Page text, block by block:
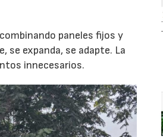
paneles fijos y
se expanda, se adapte. La
innecesarios.